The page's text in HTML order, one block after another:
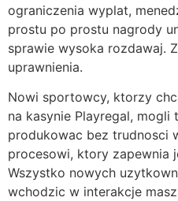
ograniczenia wyplat,
prostu po prostu nagrody
sprawie wysoka rozdawaj.
uprawnienia.
Nowi sportowcy, ktorzy
na kasynie Playregal, mogli
produkowac bez trudnosci
procesowi, ktory zapewnia
Wszystko nowych
wchodzic w interakcje